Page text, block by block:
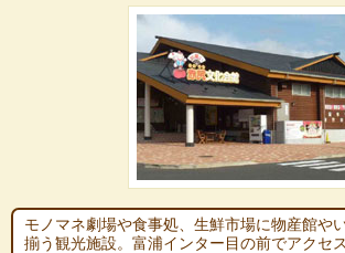
モノマネ劇場や食事処、生鮮市場に物産館や
揃う観光施設。富浦インター目の前でアクセス